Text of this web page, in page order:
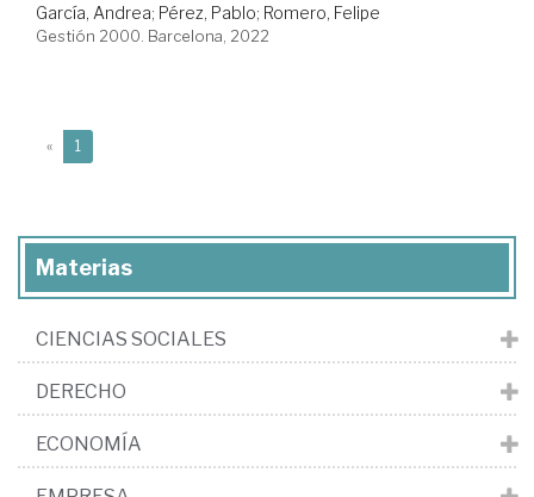
García, Andrea; Pérez, Pablo; Romero, Felipe
Gestión 2000. Barcelona, 2022
« 1
Materias
CIENCIAS SOCIALES
DERECHO
ECONOMÍA